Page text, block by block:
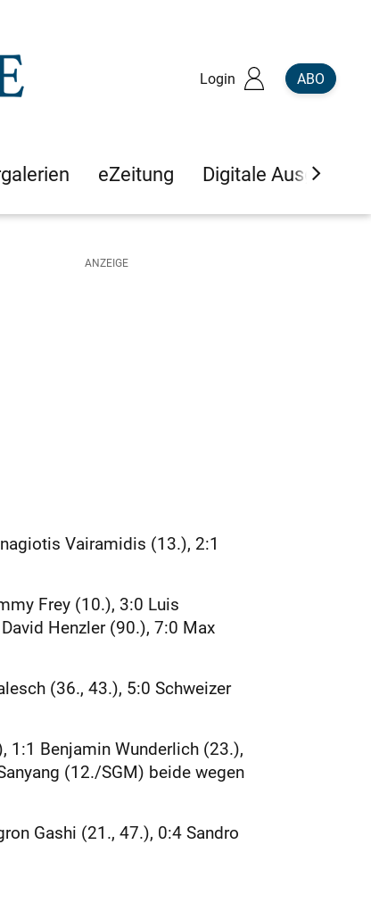
Login ABO
eZeitung Digitale Ausgaben
Vairamidis (13.), 2:1
Frey (10.), 3:0 Luis
Henzler (90.), 7:0 Max
(36., 43.), 5:0 Schweizer
1:1 Benjamin Wunderlich (23.),
(12./SGM) beide wegen
Gashi (21., 47.), 0:4 Sandro